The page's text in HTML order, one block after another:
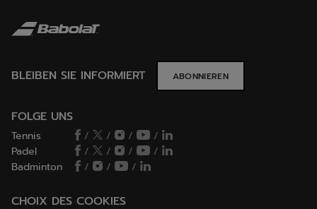
BLEIBEN SIE INFORMIERT ABONNIEREN
FOLGE UNS
Tennis / / /
/
Padel
/ / /
/
Badminton
/ / /
CHOIX DES COOKIES